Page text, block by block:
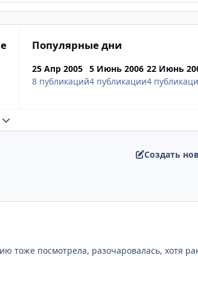
Популярные дни
25 Апр 2005
8 публикаций
5 Июнь 2006
4 публикации
22 Июнь
4
Развернуть обзор темы
Создать
посмотрела, разочаровалась, хотя